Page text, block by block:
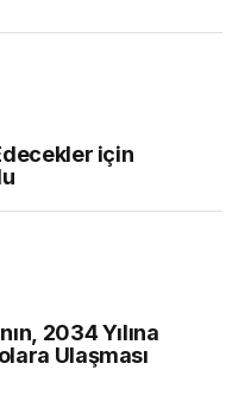
için
2034 Yılına
Ulaşması